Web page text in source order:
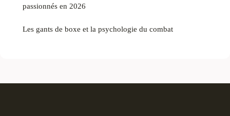
passionnés en 2026
Les gants de boxe et la psychologie du combat